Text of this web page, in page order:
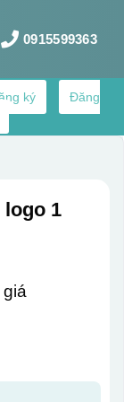
0915599363
ký
Đăng
logo 1